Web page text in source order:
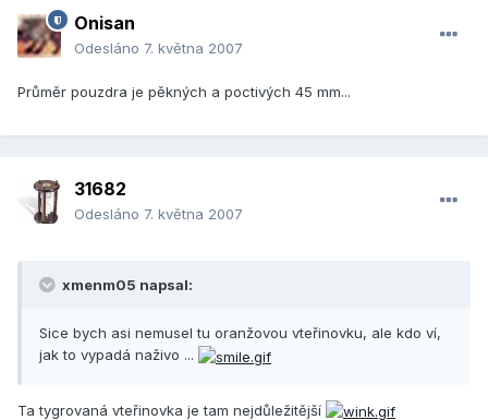
Onisan
Odesláno 7. května 2007
Průměr pouzdra je pěkných a poctivých 45 mm...
31682
Odesláno 7. května 2007
xmenm05 napsal:
Sice bych asi nemusel tu oranžovou vteřinovku, ale kdo ví,
jak to vypadá naživo ...
Ta tygrovaná vteřinovka je tam nejdůležitější